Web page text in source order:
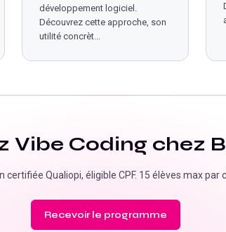
développement logiciel.
Découvrez cette approche, son
utilité concrèt...
Vibe Coding chez
certifiée Qualiopi, éligible CPF. 15 élèves max par
Recevoir le programme